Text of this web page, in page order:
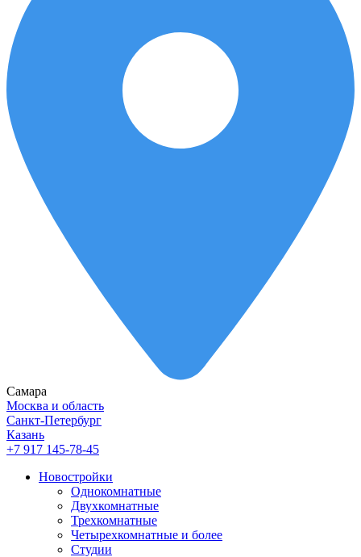
Самара
Москва и область
Санкт-Петербург
Казань
+7 917 145-78-45
Новостройки
Однокомнатные
Двухкомнатные
Трехкомнатные
Четырехкомнатные и более
Студии